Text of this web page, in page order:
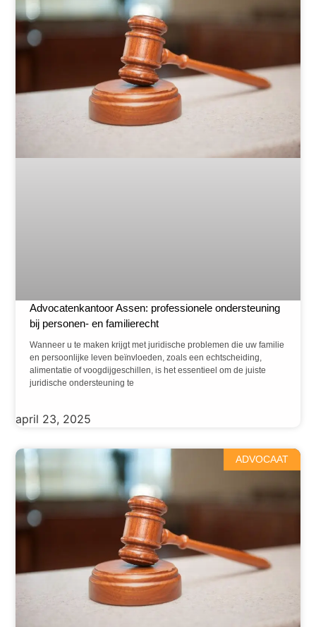
Advocatenkantoor Assen: professionele ondersteuning
bij personen- en familierecht
Wanneer u te maken krijgt met juridische problemen die uw familie
en persoonlijke leven beïnvloeden, zoals een echtscheiding,
alimentatie of voogdijgeschillen, is het essentieel om de juiste
juridische ondersteuning te
april 23, 2025
ADVOCAAT